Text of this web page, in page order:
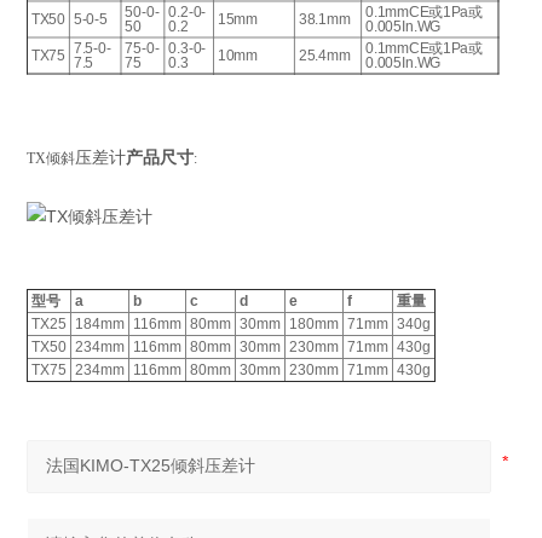
TX50 5-0-5
50-0-
50
0.2-0-
0.2
15mm 38.1mm
0.1mmCE或1Pa或
0.005In.WG
TX75 7.5-0-
7.5
75-0-
75
0.3-0-
0.3 10mm 25.4mm 0.1mmCE或1Pa或
0.005In.WG
TX倾斜压差计产品尺寸:
型号 a b c d e f
重量
TX25
184mm 116mm 80mm 30mm 180mm 71mm 340g
TX50 234mm 116mm 80mm 30mm 230mm 71mm 430g
TX75
234mm 116mm 80mm 30mm 230mm 71mm 430g